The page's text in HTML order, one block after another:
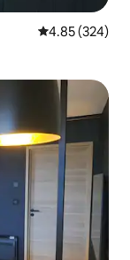
レビュー324
4.85 (324)